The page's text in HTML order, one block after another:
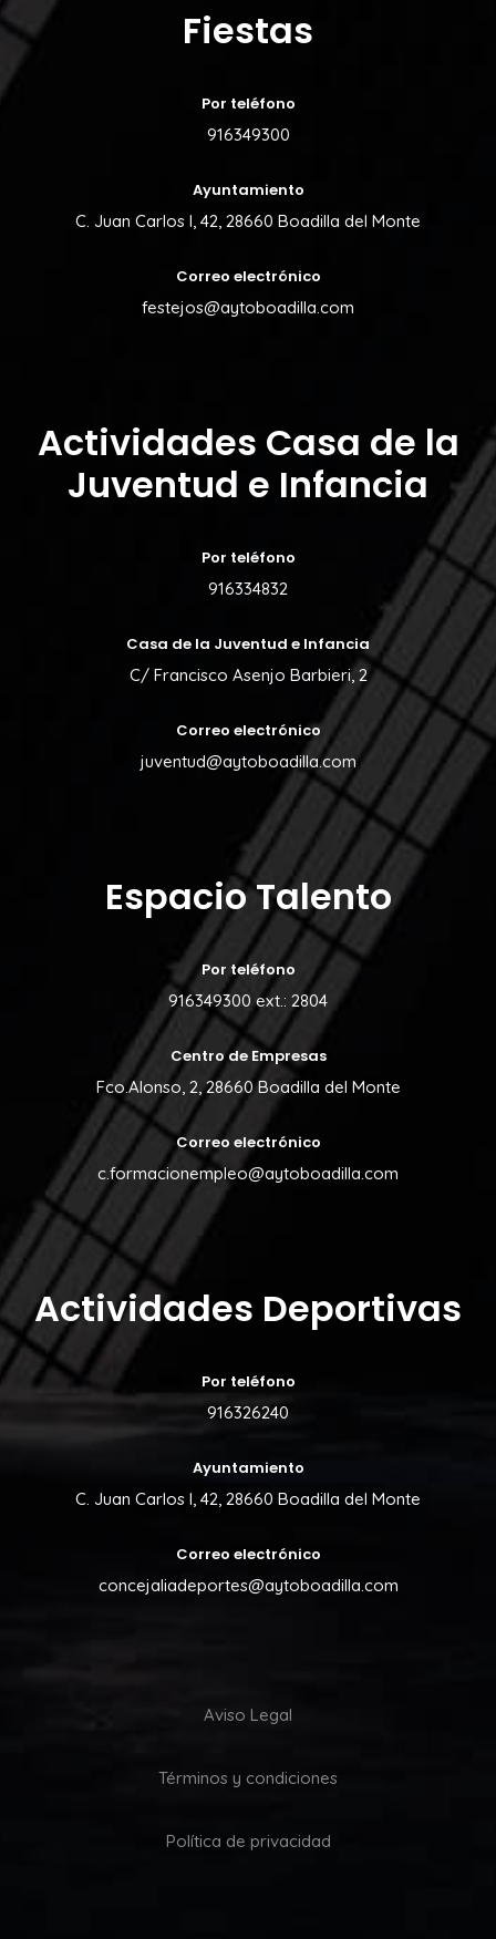
Fiestas
Por teléfono
916349300
Ayuntamiento
C. Juan Carlos I, 42, 28660 Boadilla del Monte
Correo electrónico
festejos@aytoboadilla.com
Actividades Casa de la
Juventud e Infancia
Por teléfono
916334832
Casa de la Juventud e Infancia
C/ Francisco Asenjo Barbieri, 2
Correo electrónico
juventud@aytoboadilla.com
Espacio Talento
Por teléfono
916349300 ext.: 2804
Centro de Empresas
Fco.Alonso, 2, 28660 Boadilla del Monte
Correo electrónico
c.formacionempleo@aytoboadilla.com
Actividades Deportivas
Por teléfono
916326240
Ayuntamiento
C. Juan Carlos I, 42, 28660 Boadilla del Monte
Correo electrónico
concejaliadeportes@aytoboadilla.com
Aviso Legal
Términos y condiciones
Política de privacidad